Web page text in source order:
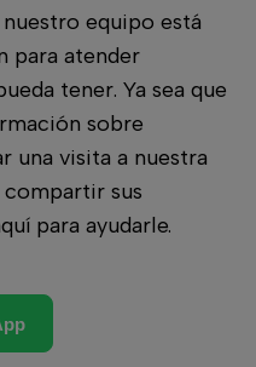
equipo está
para atender
tener. Ya sea que
sobre
una visita a nuestra
sus
para ayudarle.